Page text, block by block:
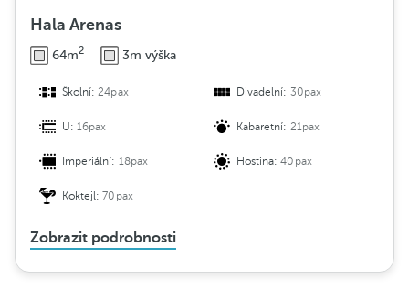
Hala Arenas
64m2 3m výška
Školní:24pax Divadelní: 30pax
U:16pax Kabaretní: 21pax
Imperiální: 18pax Hostina:40pax
Koktejl:70pax
Zobrazit podrobnosti